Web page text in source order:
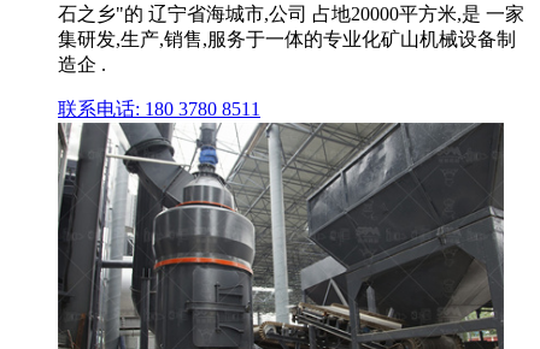
石之乡"的 辽宁省海城市,公司 占地20000平方米,是 一家
集研发,生产,销售,服务于一体的专业化矿山机械设备制
造企 .
联系电话: 180 3780 8511